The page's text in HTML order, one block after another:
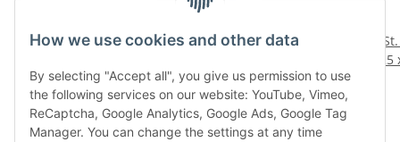
Schleifscheiben 250/225
Bild anschauen K6
42,80 €*
Kaffee/Tee Set Kanne,
älterer guter Zustand
Messing antik
34,80 €*
1
How we use cookies and other data
By selecting "Accept all", you give us permission to use
the following services on our website: YouTube, Vimeo,
ReCaptcha, Google Analytics, Google Ads, Google Tag
Manager. You can change the settings at any time